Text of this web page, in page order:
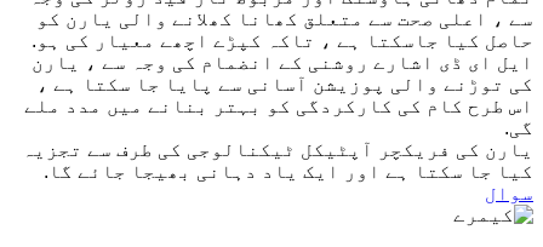
سے ، اعلی صحت سے متعلق کھانا کھلانے والی یارن کو
حاصل کیا جاسکتا ہے ، تاکہ کپڑے اچھے معیار کی ہو.
ایل ای ڈی اشارے روشنی کے انضمام کی وجہ سے ، یارن
کی توڑنے والی پوزیشن آسانی سے پایا جا سکتا ہے ،
اس طرح کام کی کارکردگی کو بہتر بنانے میں مدد ملے
گی.
یارن کی فریکچر آپٹیکل ٹیکنالوجی کی طرف سے تجزیہ
کیا جا سکتا ہے اور ایک یاد دہانی بھیجا جائے گا.
سوال